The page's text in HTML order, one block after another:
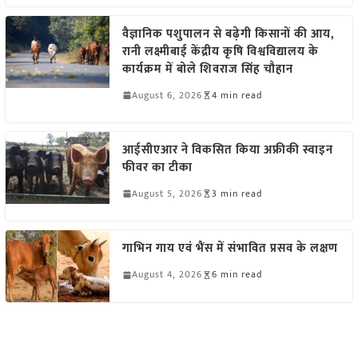
वैज्ञानिक पशुपालन से बढ़ेगी किसानों की आय,
रानी लक्ष्मीबाई केंद्रीय कृषि विश्वविद्यालय के
कार्यक्रम में बोले शिवराज सिंह चौहान
August 6, 2026 4 min read
आईसीएआर ने विकसित किया अफ्रीकी स्वाइन
फीवर का टीका
August 5, 2026 3 min read
गाभिन गाय एवं भैंस में संभावित प्रसव के लक्षण
August 4, 2026 6 min read